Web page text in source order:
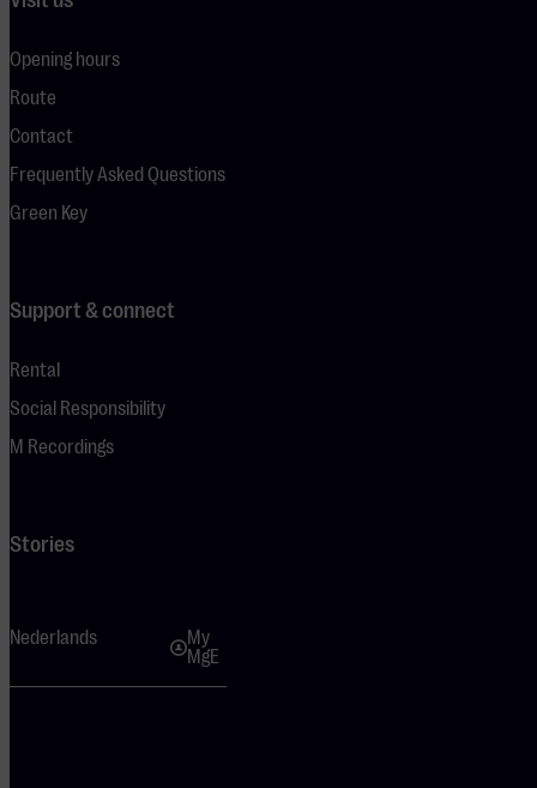
Opening hours
Route
Contact
Frequently Asked Questions
Green Key
Support & connect
Rental
Social Responsibility
M Recordings
Stories
Nederlands
My
MgE